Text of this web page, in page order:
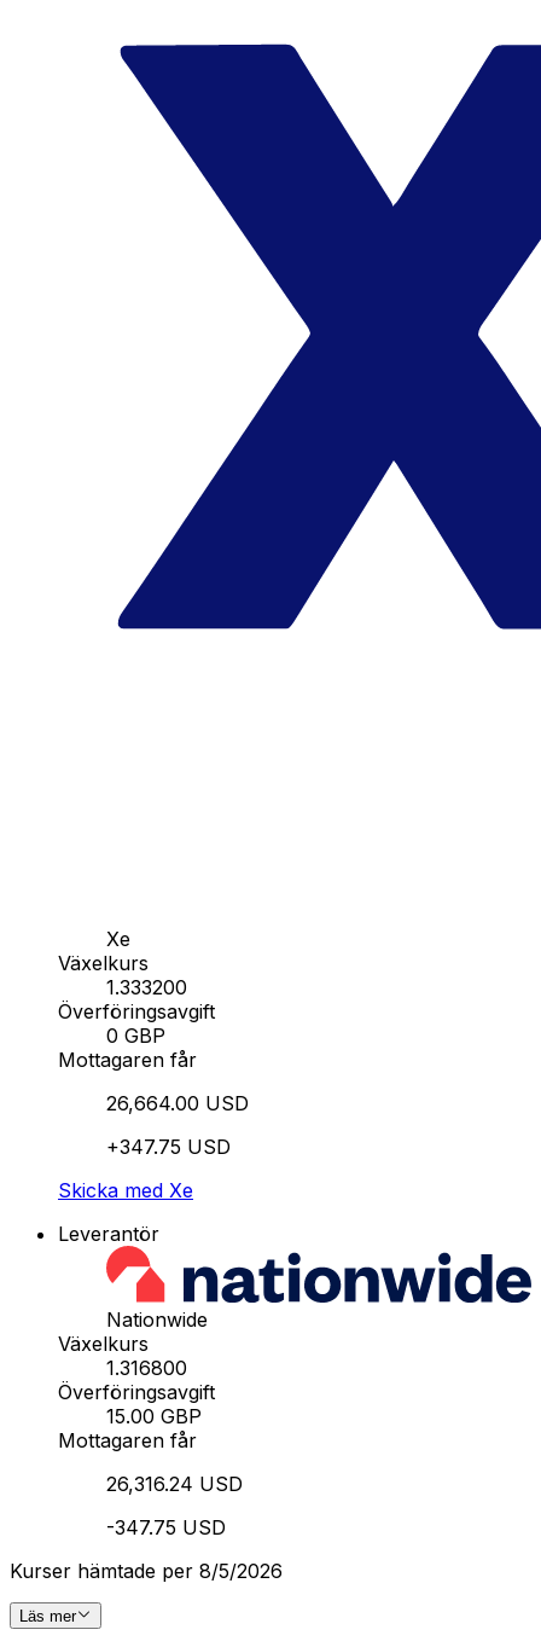
Xe
Växelkurs
1.333200
Överföringsavgift
0 GBP
Mottagaren får
26,664.00 USD
+347.75 USD
Skicka med Xe
Leverantör
Nationwide
Växelkurs
1.316800
Överföringsavgift
15.00 GBP
Mottagaren får
26,316.24 USD
-347.75 USD
Kurser hämtade per 8/5/2026
Läs mer